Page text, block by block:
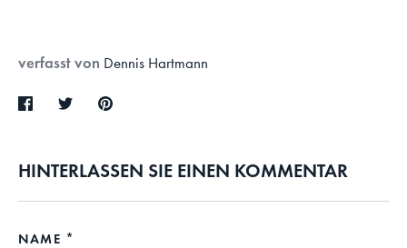
verfasst von Dennis Hartmann
Teilen TwitternPinnen
HINTERLASSEN SIE EINEN KOMMENTAR
NAME